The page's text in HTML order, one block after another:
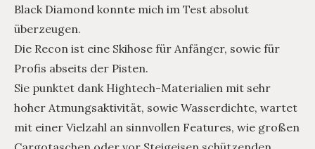
Black Diamond konnte mich im Test absolut
überzeugen.
Die Recon ist eine Skihose für Anfänger, sowie für
Profis abseits der Pisten.
Sie punktet dank Hightech-Materialien mit sehr
hoher Atmungsaktivität, sowie Wasserdichte, wartet
mit einer Vielzahl an sinnvollen Features, wie großen